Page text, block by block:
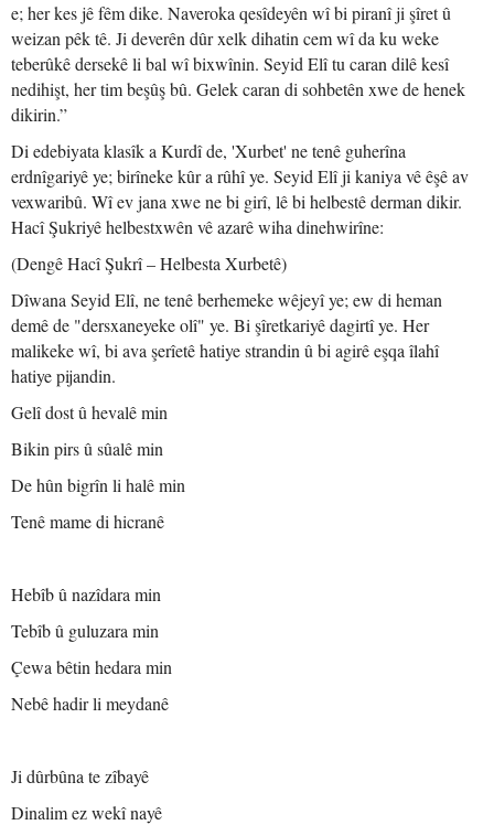
e; her kes jê fêm dike. Naveroka qesîdeyên wî bi piranî ji şîret û
weizan pêk tê. Ji deverên dûr xelk dihatin cem wî da ku weke
teberûkê dersekê li bal wî bixwînin. Seyid Elî tu caran dilê kesî
nedihişt, her tim beşûş bû. Gelek caran di sohbetên xwe de henek
dikirin.”
Di edebiyata klasîk a Kurdî de, 'Xurbet' ne tenê guherîna
erdnîgariyê ye; birîneke kûr a rûhî ye. Seyid Elî ji kaniya vê êşê av
vexwaribû. Wî ev jana xwe ne bi girî, lê bi helbestê derman dikir.
Hacî Şukriyê helbestxwên vê azarê wiha dinehwirîne:
(Dengê Hacî Şukrî – Helbesta Xurbetê)
Dîwana Seyid Elî, ne tenê berhemeke wêjeyî ye; ew di heman
demê de "dersxaneyeke olî" ye. Bi şîretkariyê dagirtî ye. Her
malikeke wî, bi ava şerîetê hatiye strandin û bi agirê eşqa îlahî
hatiye pijandin.
Gelî dost û hevalê min
Bikin pirs û sûalê min
De hûn bigrîn li halê min
Tenê mame di hicranê
Hebîb û nazîdara min
Tebîb û guluzara min
Çewa bêtin hedara min
Nebê hadir li meydanê
Ji dûrbûna te zîbayê
Dinalim ez wekî nayê